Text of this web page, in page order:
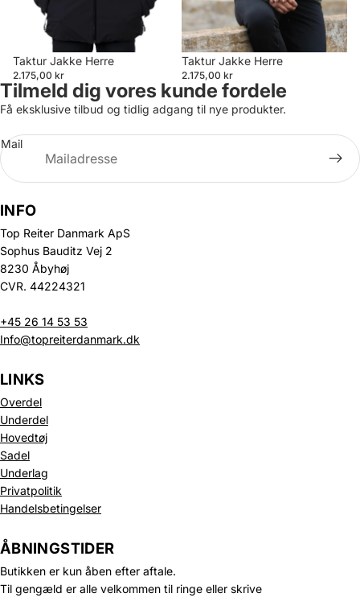
Taktur Jakke Herre
2.175,00 kr
Taktur Jakke Herre
2.175,00 kr
Tilmeld dig vores kunde fordele
Få eksklusive tilbud og tidlig adgang til nye produkter.
Mail
INFO
Top Reiter Danmark ApS
Sophus Bauditz Vej 2
8230 Åbyhøj
CVR. 44224321
+45 26 14 53 53
Info@topreiterdanmark.dk
LINKS
Overdel
Underdel
Hovedtøj
Sadel
Underlag
Privatpolitik
Handelsbetingelser
ÅBNINGSTIDER
Butikken er kun åben efter aftale.
Til gengæld er alle velkommen til ringe eller skrive
Politik om beskyttelse af persondata
Refusionspolitik
Leveringspolitik
Servicevilkår